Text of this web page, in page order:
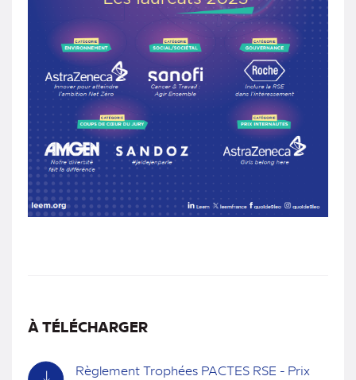
À TÉLÉCHARGER
Règlement Trophées PACTES RSE - Prix